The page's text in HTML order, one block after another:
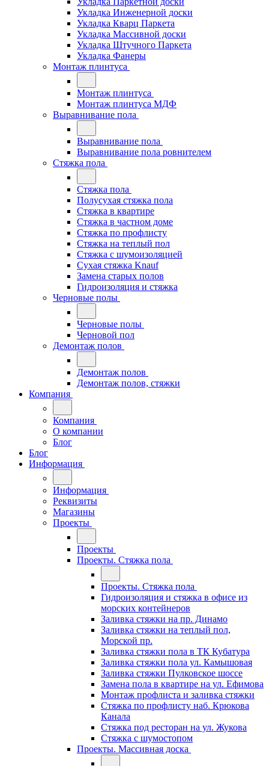
Укладка Инженерной доски
Укладка Кварц Паркета
Укладка Массивной доски
Укладка Штучного Паркета
Укладка Фанеры
Монтаж плинтуса
Монтаж плинтуса
Монтаж плинтуса МДФ
Выравнивание пола
Выравнивание пола
Выравнивание пола ровнителем
Стяжка пола
Стяжка пола
Полусухая стяжка пола
Стяжка в квартире
Стяжка в частном доме
Стяжка по профлисту
Стяжка на теплый пол
Стяжка с шумоизоляцией
Сухая стяжка Knauf
Замена старых полов
Гидроизоляция и стяжка
Черновые полы
Черновые полы
Черновой пол
Демонтаж полов
Демонтаж полов
Демонтаж полов, стяжки
Компания
Компания
О компании
Блог
Блог
Информация
Информация
Реквизиты
Магазины
Проекты
Проекты
Проекты. Стяжка пола
Проекты. Стяжка пола
Гидроизоляция и стяжка в офисе из
морских контейнеров
Заливка стяжки на пр. Динамо
Заливка стяжки на теплый пол,
Морской пр.
Заливка стяжки пола в ТК Кубатура
Заливка стяжки пола ул. Камышовая
Заливка стяжки Пулковское шоссе
Замена пола в квартире на ул. Ефимова
Монтаж профлиста и заливка стяжки
Стяжка по профлисту наб. Крюкова
Канала
Стяжка под ресторан на ул. Жукова
Стяжка с шумостопом
Проекты. Массивная доска